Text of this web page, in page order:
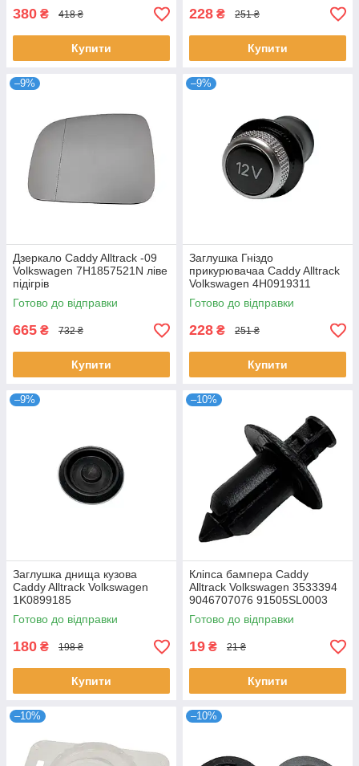
380 ₴ 418 ₴
Купити
228 ₴ 251 ₴
Купити
–9%
Дзеркало Caddy Alltrack -09
Volkswagen 7H1857521N ліве
підігрів
Готово до відправки
665 ₴ 732 ₴
Купити
–9%
Заглушка Гніздо
прикурювачаа Caddy Alltrack
Volkswagen 4H0919311
8W0919311 8WD919311
Готово до відправки
228 ₴ 251 ₴
Купити
–9%
Заглушка днища кузова
Caddy Alltrack Volkswagen
1K0899185
Готово до відправки
180 ₴ 198 ₴
Купити
–10%
Кліпса бампера Caddy
Alltrack Volkswagen 3533394
9046707076 91505SL0003
Готово до відправки
19 ₴ 21 ₴
Купити
–10% –10%